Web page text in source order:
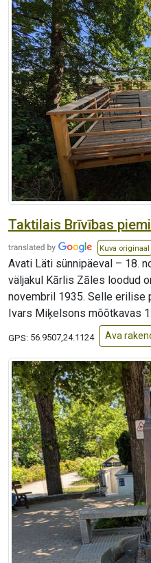
Taktilais Brīvības
Kuva originaal
Avati Läti sünnipäeval – 18.
väljakul Kārlis Zāles loodud
novembril 1935. Selle erilise
Ivars Miķelsons mõõtkavas
GPS: 56.9507,24.1124 Ava